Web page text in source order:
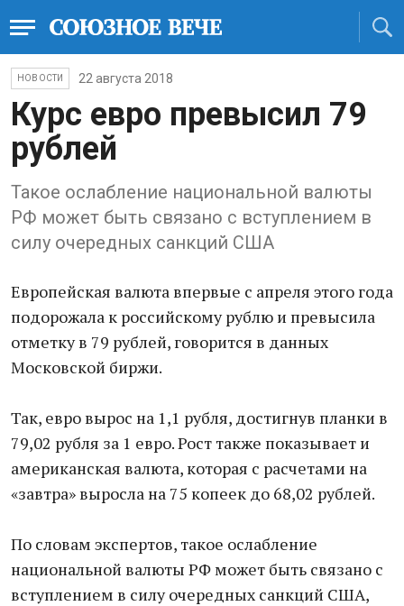
НОВОСТИ 22 августа 2018
Курс евро превысил 79
рублей
Такое ослабление национальной валюты
РФ может быть связано с вступлением в
силу очередных санкций США
Европейская валюта впервые с апреля этого года
подорожала к российскому рублю и превысила
отметку в 79 рублей, говорится в данных
Московской биржи.
Так, евро вырос на 1,1 рубля, достигнув планки в
79,02 рубля за 1 евро. Рост также показывает и
американская валюта, которая с расчетами на
«завтра» выросла на 75 копеек до 68,02 рублей.
По словам экспертов, такое ослабление
национальной валюты РФ может быть связано с
вступлением в силу очередных санкций США,